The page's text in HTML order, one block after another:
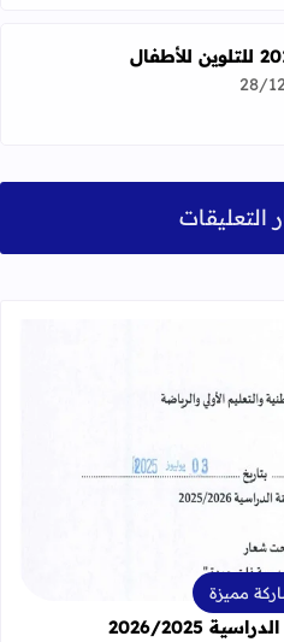
28/
التعليقات
قراءة المزيد عن مقرر تنظيم السنة الدراسية
مميزة
2026/2025